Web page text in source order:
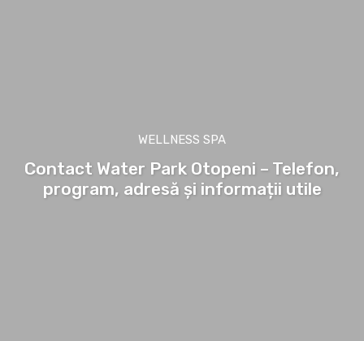
WELLNESS SPA
Contact Water Park Otopeni – Telefon,
program, adresă și informații utile